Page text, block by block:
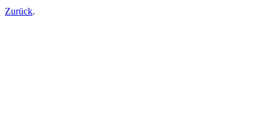
Zurück.